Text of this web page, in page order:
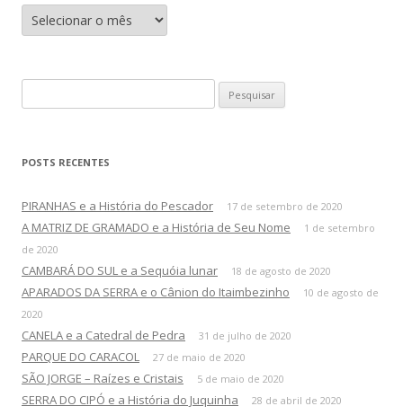
A
q
o
e
POSTS RECENTES
PIRANHAS e a História do Pescador 17 de setembro de 2020
A MATRIZ DE GRAMADO e a História de Seu Nome
1 de setembro
de 2020
CAMBARÁ DO SUL e a Sequóia lunar 18 de agosto de 2020
APARADOS DA SERRA e o Cânion do Itaimbezinho
10 de agosto de
2020
CANELA e a Catedral de Pedra 31 de julho de 2020
PARQUE DO CARACOL 27 de maio de 2020
SÃO JORGE – Raízes e Cristais 5 de maio de 2020
SERRA DO CIPÓ e a História do Juquinha 28 de abril de 2020